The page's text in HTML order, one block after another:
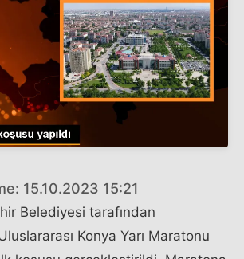
15.10.2023 15:21
Belediyesi tarafından
Konya Yarı Maratonu